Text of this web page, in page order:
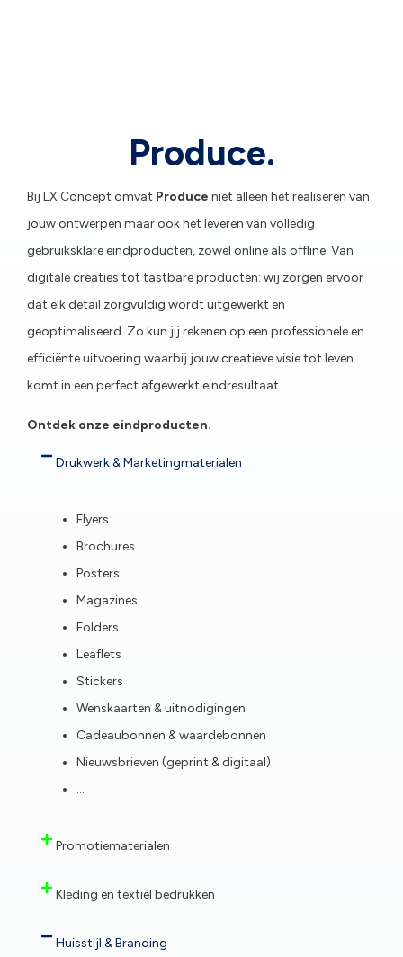
Produce.
Bij LX Concept omvat Produce niet alleen het realiseren van
jouw ontwerpen maar ook het leveren van volledig
gebruiksklare eindproducten, zowel online als offline. Van
digitale creaties tot tastbare producten: wij zorgen ervoor
dat elk detail zorgvuldig wordt uitgewerkt en
geoptimaliseerd. Zo kun jij rekenen op een professionele en
efficiënte uitvoering waarbij jouw creatieve visie tot leven
komt in een perfect afgewerkt eindresultaat.
Ontdek onze eindproducten.
Drukwerk & Marketingmaterialen
Flyers
Brochures
Posters
Magazines
Folders
Leaflets
Stickers
Wenskaarten & uitnodigingen
Cadeaubonnen & waardebonnen
Nieuwsbrieven (geprint & digitaal)
…
Promotiematerialen
Kleding en textiel bedrukken
Huisstijl & Branding